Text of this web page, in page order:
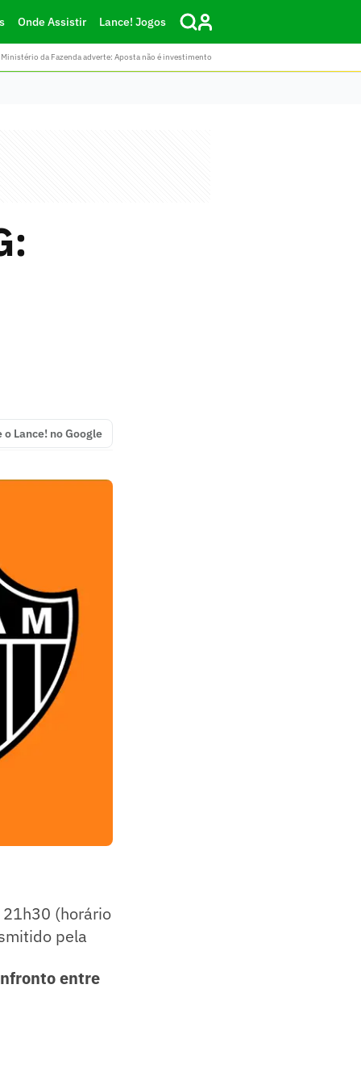
Onde Assistir Lance! Jogos
da Fazenda adverte: Aposta não é investimento
o Lance! no Google
(horário
pela
entre